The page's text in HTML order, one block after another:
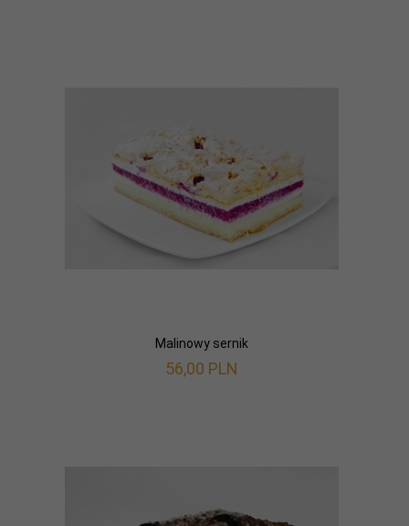
Malinowy sernik
56,00 PLN